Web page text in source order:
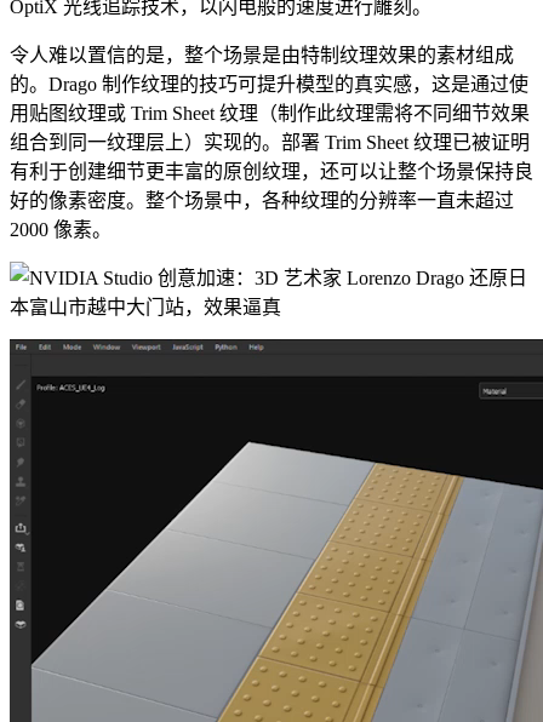
OptiX 光线追踪技术，以闪电般的速度进行雕刻。
令人难以置信的是，整个场景是由特制纹理效果的素材组成
的。Drago 制作纹理的技巧可提升模型的真实感，这是通过使
用贴图纹理或 Trim Sheet 纹理（制作此纹理需将不同细节效果
组合到同一纹理层上）实现的。部署 Trim Sheet 纹理已被证明
有利于创建细节更丰富的原创纹理，还可以让整个场景保持良
好的像素密度。整个场景中，各种纹理的分辨率一直未超过
2000 像素。